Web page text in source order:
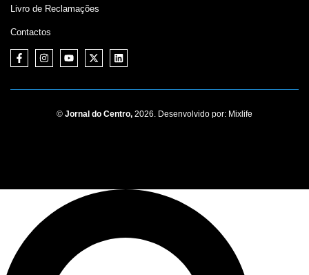
Livro de Reclamações
Contactos
© Jornal do Centro, 2026. Desenvolvido por: Mixlife